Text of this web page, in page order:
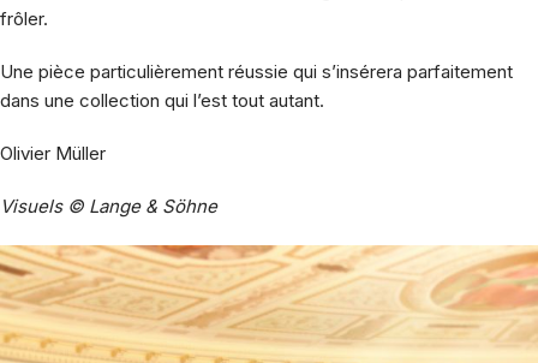
frôler.
Une pièce particulièrement réussie qui s’insérera parfaitement
dans une collection qui l’est tout autant.
Olivier Müller
Visuels © Lange & Söhne